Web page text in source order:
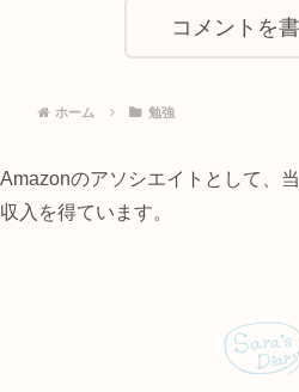
コメントを
ホーム 勉強
Amazonのアソシエイトとして、
収入を得ています。